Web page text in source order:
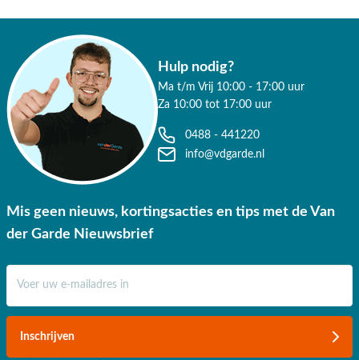
Hulp nodig?
Ma t/m Vrij 10:00 - 17:00 uur
Za 10:00 tot 17:00 uur
0488 - 441220
info@vdgarde.nl
Mis geen nieuws, kortingsacties en tips met de Van
der Garde Nieuwsbrief
Inschrijven